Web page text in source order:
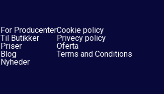
For Producenter
Til Butikker
Priser
Blog
Nyheder
Cookie policy
Privecy policy
Oferta
Terms and Conditions